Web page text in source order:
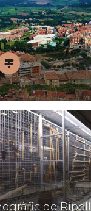
Pobles
amb
encant
de Ripoll